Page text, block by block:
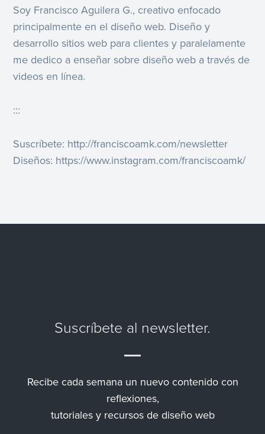
Soy Francisco Aguilera G., creativo enfocado
principalmente en el diseño web. Diseño y
desarrollo sitios web para clientes y paralelamente
me dedico a enseñar sobre diseño web a través de
videos en línea.
:::
Suscríbete: http://franciscoamk.com/newsletter
Diseños: https://www.instagram.com/franciscoamk/
Suscríbete al newsletter.
Recibe cada semana un nuevo contenido con
reflexiones,
tutoriales y recursos de diseño web